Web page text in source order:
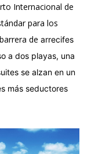
Internacional de
para los
de arrecifes
a dos playas, una
se alzan en un
más seductores